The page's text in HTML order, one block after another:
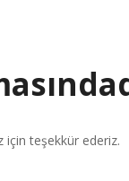
için teşekkür ederiz.